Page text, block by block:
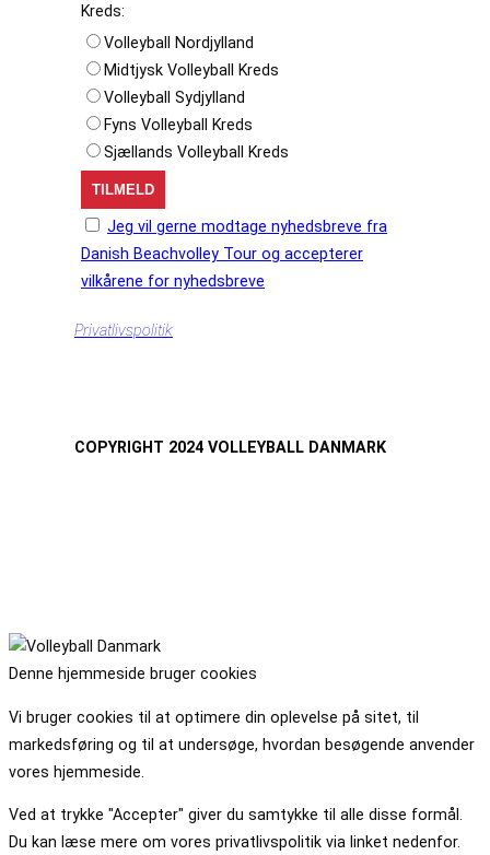
Kreds:
Volleyball Nordjylland
Midtjysk Volleyball Kreds
Volleyball Sydjylland
Fyns Volleyball Kreds
Sjællands Volleyball Kreds
Jeg vil gerne modtage nyhedsbreve fra
Danish Beachvolley Tour og accepterer
vilkårene for nyhedsbreve
Privatlivspolitik
COPYRIGHT 2024 VOLLEYBALL DANMARK
Denne hjemmeside bruger cookies
Vi bruger cookies til at optimere din oplevelse på sitet, til
markedsføring og til at undersøge, hvordan besøgende anvender
vores hjemmeside.
Ved at trykke "Accepter" giver du samtykke til alle disse formål.
Du kan læse mere om vores privatlivspolitik via linket nedenfor.